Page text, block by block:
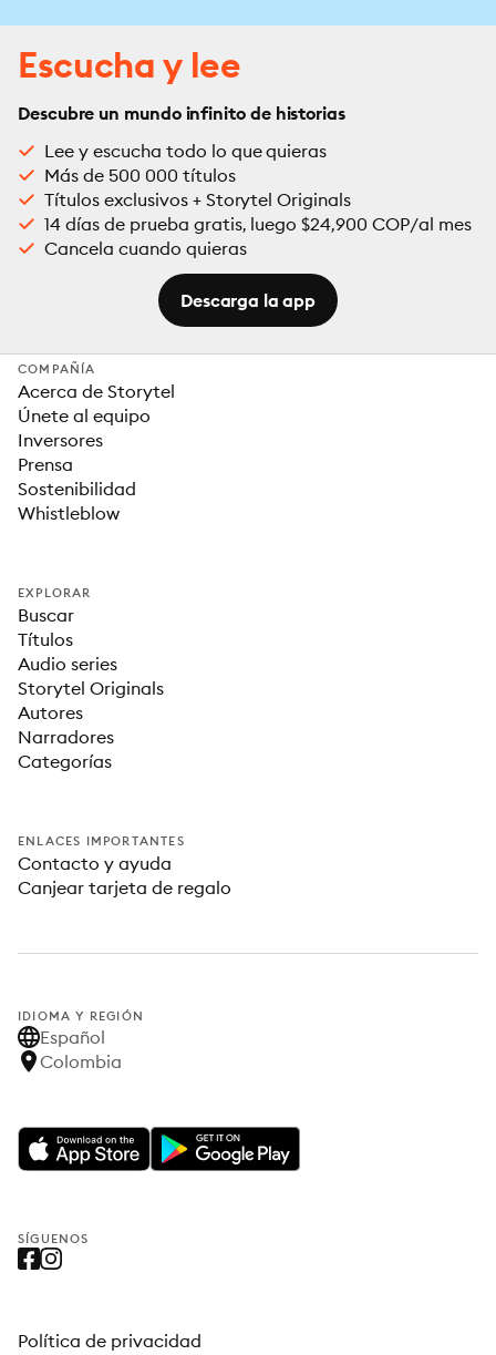
Escucha y lee
Descubre un mundo infinito de historias
Lee y escucha todo lo que quieras
Más de 500 000 títulos
Títulos exclusivos + Storytel Originals
14 días de prueba gratis, luego $24,900 COP/al mes
Cancela cuando quieras
Descarga la app
COMPAÑÍA
Acerca de Storytel
Únete al equipo
Inversores
Prensa
Sostenibilidad
Whistleblow
EXPLORAR
Buscar
Títulos
Audio series
Storytel Originals
Autores
Narradores
Categorías
ENLACES IMPORTANTES
Contacto y ayuda
Canjear tarjeta de regalo
IDIOMA Y REGIÓN
Español
Colombia
SÍGUENOS
Política de privacidad